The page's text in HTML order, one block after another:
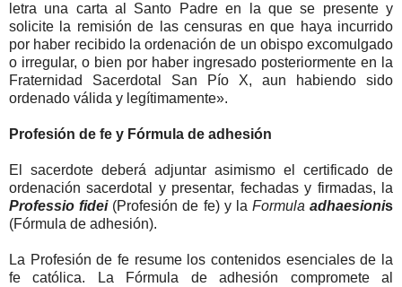
letra una carta al Santo Padre en la que se presente y
solicite la remisión de las censuras en que haya incurrido
por haber recibido la ordenación de un obispo excomulgado
o irregular, o bien por haber ingresado posteriormente en la
Fraternidad Sacerdotal San Pío X, aun habiendo sido
ordenado válida y legítimamente».
Profesión de fe y Fórmula de adhesión
El sacerdote deberá adjuntar asimismo el certificado de
ordenación sacerdotal y presentar, fechadas y firmadas, la
Professio fidei(Profesión de fe) y la Formula adhaesionis
(Fórmula de adhesión).
La Profesión de fe resume los contenidos esenciales de la
fe católica. La Fórmula de adhesión compromete al